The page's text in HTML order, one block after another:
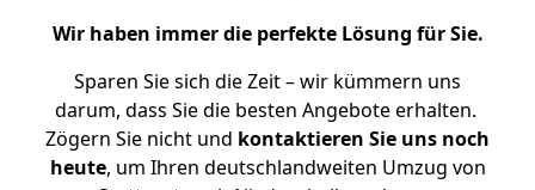
Wir haben immer die perfekte Lösung für Sie.
Sparen Sie sich die Zeit – wir kümmern uns
darum, dass Sie die besten Angebote erhalten.
Zögern Sie nicht und kontaktieren Sie uns noch
heute, um Ihren deutschlandweiten Umzug von